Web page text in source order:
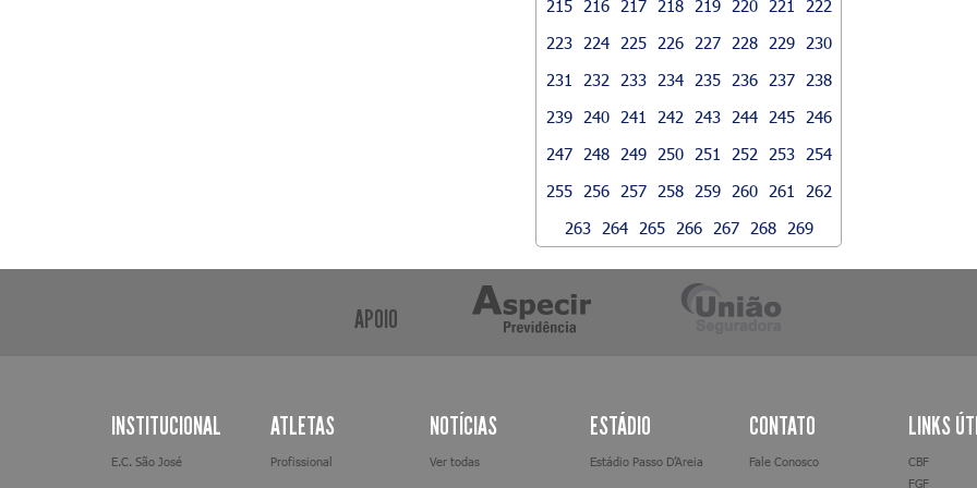
215 216 217 218 219 220 221
222
223
224 225 226 227 228 229
230
231
232 233 234 235 236 237
238
239
240 241 242 243 244 245
246
247
248 249 250 251 252 253
254
255
256 257 258 259 260 261
262
263
264 265 266 267 268 269
APOIO
INSTITUCIONAL
E.C. São José
ATLETAS
Profissional
NOTÍCIAS
Ver todas
ESTÁDIO
Estádio Passo D’Areia
CONTATO
Fale Conosco
LINKS
CBF
FGF